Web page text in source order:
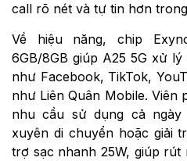
call rõ nét và tự tin hơn
Về hiệu năng, chip
6GB/8GB giúp A25 5G xử
như Facebook, TikTok,
như Liên Quân Mobile. Viên
nhu cầu sử dụng cả
xuyên di chuyển hoặc giải
trợ sạc nhanh 25W, giúp rút